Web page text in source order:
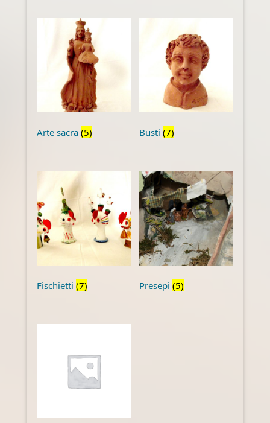
Arte sacra (5) Busti (7)
Fischietti (7) Presepi (5)